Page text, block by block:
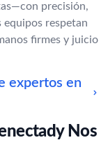
precisión,
equipos respetan
firmes y juicio
expertos en
Nos